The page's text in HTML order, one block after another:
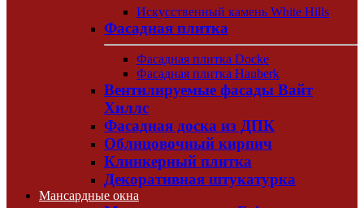
Искусственный камень White Hills
Фасадная плитка
Фасадная плитка Docke
Фасадная плитка Hauberk
Вентилируемые фасады Вайт
Хиллс
Фасадная доска из ДПК
Облицовочный кирпич
Клинкерный плитка
Декоративная штукатурка
Мансардные окна